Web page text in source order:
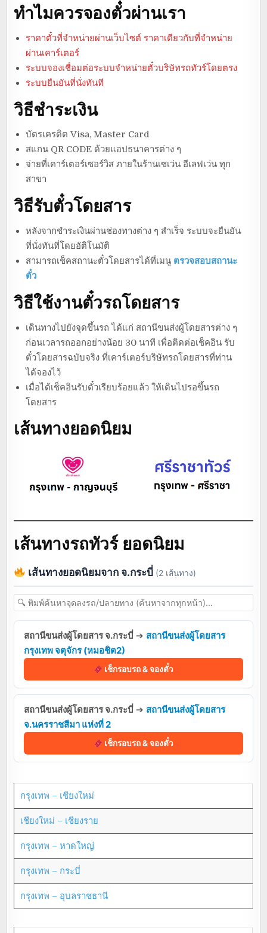
ทำไมควรจองตั๋วผ่านเรา
ราคาตั๋วที่จำหน่ายผ่านเว็บไซต์ ราคาเดียวกับที่จำหน่าย
ผ่านเคาร์เตอร์
ระบบจองเชื่อมต่อระบบจำหน่ายตั๋วบริษัทรถทัวร์โดยตรง
ระบบยืนยันที่นั่งทันที
วิธีชำระเงิน
บัตรเครดิต Visa, Master Card
สแกน QR CODE ด้วยแอปธนาคารต่าง ๆ
จ่ายที่เคาร์เตอร์เซอร์วิส ภายในร้านเซเว่น อีเลฟเว่น ทุก
สาขา
วิธีรับตั๋วโดยสาร
หลังจากชำระเงินผ่านช่องทางต่าง ๆ สำเร็จ ระบบจะยืนยัน
ที่นั่งทันที่โดยอัติโนมัติ
สามารถเช็คสถานะตั๋วโดยสารได้ที่เมนู ตรวจสอบสถานะ
ตั๋ว
วิธีใช้งานตั๋วรถโดยสาร
เดินทางไปยังจุดขึ้นรถ ได้แก่ สถานีขนส่งผู้โดยสารต่าง ๆ
ก่อนเวลารถออกอย่างน้อย 30 นาที เพื่อติดต่อเช็คอิน รับ
ตั๋วโดยสารฉบับจริง ที่เคาร์เตอร์บริษัทรถโดยสารที่ท่าน
ได้จองไว้
เมื่อได้เช็คอินรับตั๋วเรียบร้อยแล้ว ให้เดินไปรอขึ้นรถ
โดยสาร
เส้นทางยอดนิยม
เส้นทางรถทัวร์ ยอดนิยม
เส้นทางยอดนิยมจาก จ.กระบี่ (2 เส้นทาง)
สถานีขนส่งผู้โดยสาร จ.กระบี่ ➔ สถานีขนส่งผู้โดยสาร
กรุงเทพ จตุจักร (หมอชิต2)
เช็กรอบรถ & จองตั๋ว
สถานีขนส่งผู้โดยสาร จ.กระบี่ ➔ สถานีขนส่งผู้โดยสาร
จ.นครราชสีมา แห่งที่ 2
เช็กรอบรถ & จองตั๋ว
กรุงเทพ – เชียงใหม่
เชียงใหม่ – เชียงราย
กรุงเทพ – หาดใหญ่
กรุงเทพ – กระบี่
กรุงเทพ – อุบลราชธานี